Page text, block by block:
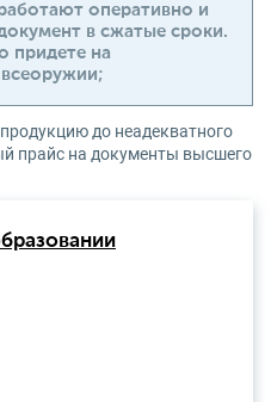
оперативно и
в сжатые сроки.
придете на
до неадекватного
прайс на документы высшего